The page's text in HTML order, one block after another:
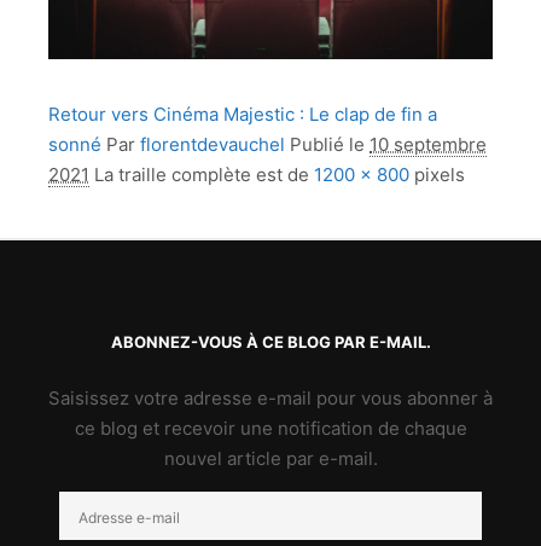
Retour vers Cinéma Majestic : Le clap de fin a
sonné Par florentdevauchel Publié le 10 septembre
2021 La traille complète est de 1200 × 800 pixels
ABONNEZ-VOUS À CE BLOG PAR E-MAIL.
Saisissez votre adresse e-mail pour vous abonner à
ce blog et recevoir une notification de chaque
nouvel article par e-mail.
e-